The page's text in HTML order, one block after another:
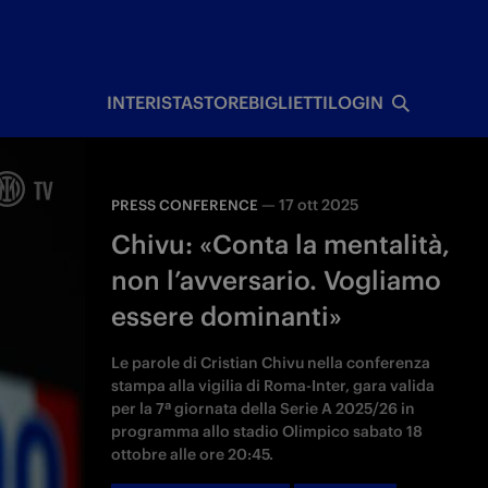
INTERISTASTOREBIGLIETTILOGIN
PRESS CONFERENCE —17 ott 2025
Chivu: «Conta la mentalità,
non l’avversario. Vogliamo
essere dominanti»
Le parole di Cristian Chivu nella conferenza
stampa alla vigilia di Roma-Inter, gara valida
per la 7ª giornata della Serie A 2025/26 in
programma allo stadio Olimpico sabato 18
ottobre alle ore 20:45.